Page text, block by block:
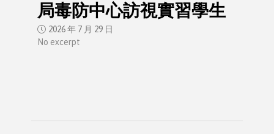
局毒防中心訪視實習學生
2026 年 7 月 29 日
No excerpt